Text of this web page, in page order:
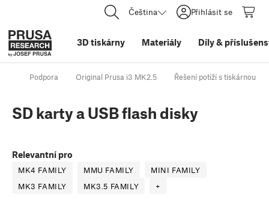
Čeština Přihlásit se
3D tiskárny Materiály Díly&
Podpora Original Prusa i3 MK2.5 Řešení potíží s tiskárnou
SD karty a USB flash disky
Relevantní pro
MK4 FAMILY MMU FAMILY
MINI FAMILY
MK3 FAMILY
MK3.5 FAMILY +